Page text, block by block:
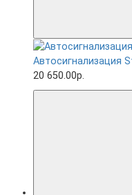
Автосигнализация
20 650.00р.